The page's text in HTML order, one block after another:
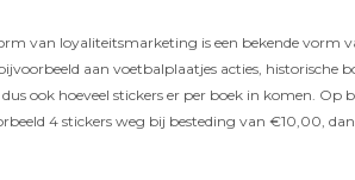
van loyaliteitsmarketing is een bekende
aan voetbalplaatjes acties, historische
ook hoeveel stickers er per boek in komen.
4 stickers weg bij besteding van €10,00,